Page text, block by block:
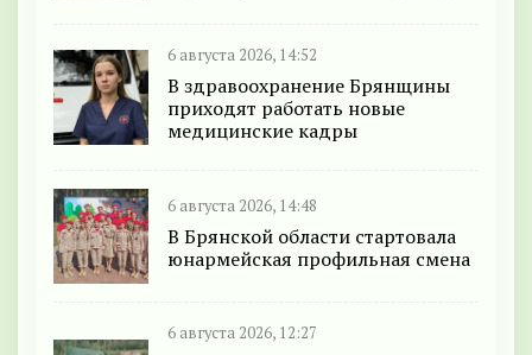
6 августа 2026, 14:52
В здравоохранение Брянщины
приходят работать новые
медицинские кадры
6 августа 2026, 14:48
В Брянской области стартовала
юнармейская профильная смена
6 августа 2026, 12:27